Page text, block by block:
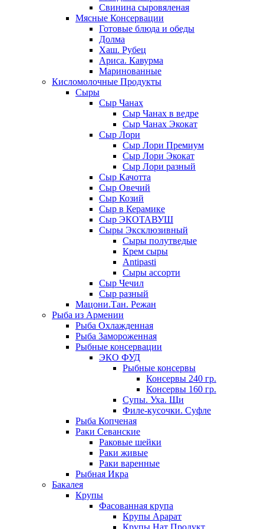
Свинина сыровяленая
Мясные Консервации
Готовые блюда и обеды
Долма
Хаш. Рубец
Ариса. Кавурма
Маринованные
Кисломолочные Продукты
Сыры
Сыр Чанах
Сыр Чанах в ведре
Сыр Чанах Экокат
Сыр Лори
Сыр Лори Премиум
Сыр Лори Экокат
Сыр Лори разный
Сыр Качотта
Сыр Овечий
Сыр Козий
Сыр в Керамике
Сыр ЭКОТАВУШ
Сыры Эксклюзивный
Сыры полутведые
Крем сыры
Antipasti
Сыры ассорти
Сыр Чечил
Сыр разный
Мацони.Тан. Режан
Рыба из Армении
Рыба Охлажденная
Рыба Замороженная
Рыбные консервации
ЭКО ФУД
Рыбные консервы
Консервы 240 гр.
Консервы 160 гр.
Супы. Уха. Щи
Филе-кусочки. Суфле
Рыба Копченая
Раки Севанские
Раковые шейки
Раки живые
Раки варенные
Рыбная Икра
Бакалея
Крупы
Фасованная крупа
Крупы Арарат
Крупы Нат Продукт